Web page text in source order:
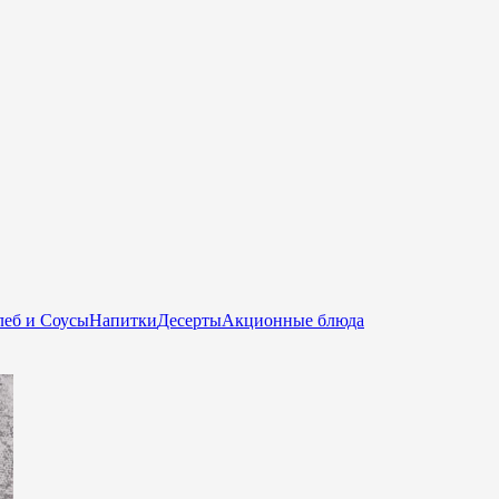
и СоусыНапиткиДесертыАкционные блюда